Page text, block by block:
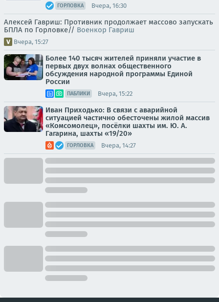
ГОРЛОВКА Вчера, 16:30
Алексей Гавриш: Противник продолжает массово запускать
БПЛА по Горловке// Военкор Гавриш
Вчера, 15:27
Более 140 тысяч жителей приняли участие в
первых двух волнах общественного
обсуждения народной программы Единой
России
ПАБЛИКИ Вчера, 15:22
Иван Приходько: В связи с аварийной
ситуацией частично обесточены жилой массив
«Комсомолец», посёлки шахты им. Ю. А.
Гагарина, шахты «19/20»
ГОРЛОВКА Вчера, 14:27